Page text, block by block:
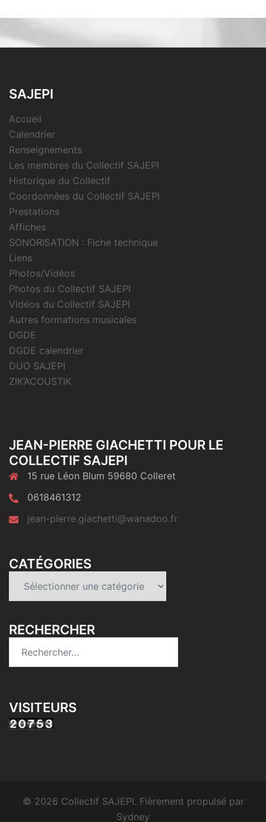
SAJEPI
Accueil
Calendrier
Renseignements
Les membres du Collectif SAJEPI
Historique du Collectif
Coordonnées du Collectif SAJEPI
Prestations
Affiches
SONORISATION : Fiche technique
Liens
Photos/Vidéos
Photos du Collectif SAJEPI
Vidéos du Collectif SAJEPI
Autres formations musicales
DGDE
DGDE calendrier
DUO SAJEPI
ZIK’ACOUSTIK
JEAN-PIERRE GIACHETTI POUR LE
COLLECTIF SAJEPI
15 rue Léon Blum 59680 Colleret
0618461312
jean-pierre.giachetti@wanadoo.fr
CATÉGORIES
RECHERCHER
VISITEURS
© 2026 Collectif SAJEPI. Fièrement propulsé par
Sydney